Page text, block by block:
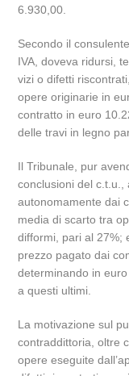
6.930,00.
Secondo il
IVA, doveva ridursi,
vizi o difetti
opere originarie in
contratto in euro
delle travi in legno
Il Tribunale, pur
conclusioni del c.t.u.,
autonomamente dai
media di scarto tra
difformi, pari al 27%;
prezzo pagato dai
determinando in
a questi ultimi.
La motivazione sul
contraddittoria, oltre
opere eseguite